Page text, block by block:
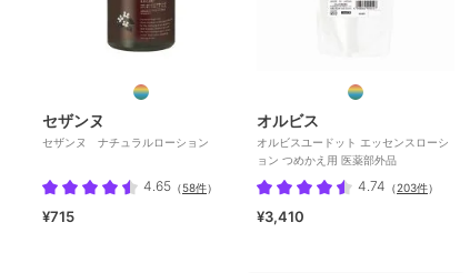
セザンヌ
セザンヌ ナチュラルローション
4.65 （58件）
¥715
オルビス
オルビスユードット エッセンスローシ
ョン つめかえ用 医薬部外品
4.74 （203件）
¥3,410